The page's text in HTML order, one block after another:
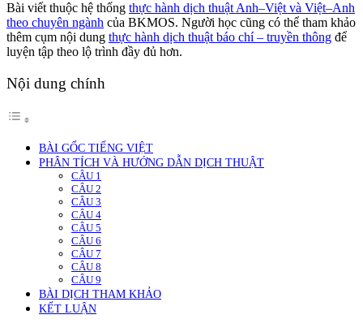
Bài viết thuộc hệ thống thực hành dịch thuật Anh–Việt và Việt–Anh
theo chuyên ngành của BKMOS. Người học cũng có thể tham khảo
thêm cụm nội dung thực hành dịch thuật báo chí – truyền thông để
luyện tập theo lộ trình đầy đủ hơn.
Nội dung chính
BÀI GỐC TIẾNG VIỆT
PHÂN TÍCH VÀ HƯỚNG DẪN DỊCH THUẬT
CÂU 1
CÂU 2
CÂU 3
CÂU 4
CÂU 5
CÂU 6
CÂU 7
CÂU 8
CÂU 9
BÀI DỊCH THAM KHẢO
KẾT LUẬN